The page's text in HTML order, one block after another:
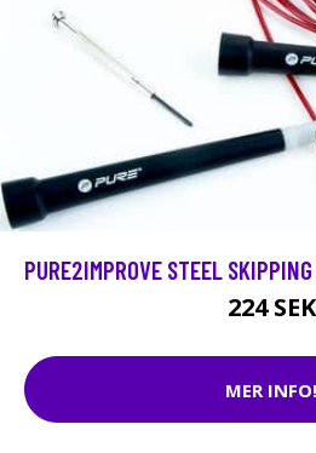
PURE2IMPROVE STEEL
224 SEK
MER INFO!